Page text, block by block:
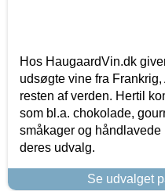
Hos HaugaardVin.dk
udsøgte vine fra
resten af verden. Hertil
som bl.a. chokolade,
småkager og håndlavede
deres udvalg.
Se udvalget